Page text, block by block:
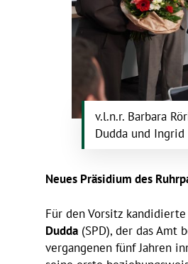
v.l.n.r. Barbara
Dudda und Ingrid
Neues Präsi­dium des
Für den Vorsitz
Dudda (SPD), der das Amt
vergan­genen fünf Jahren